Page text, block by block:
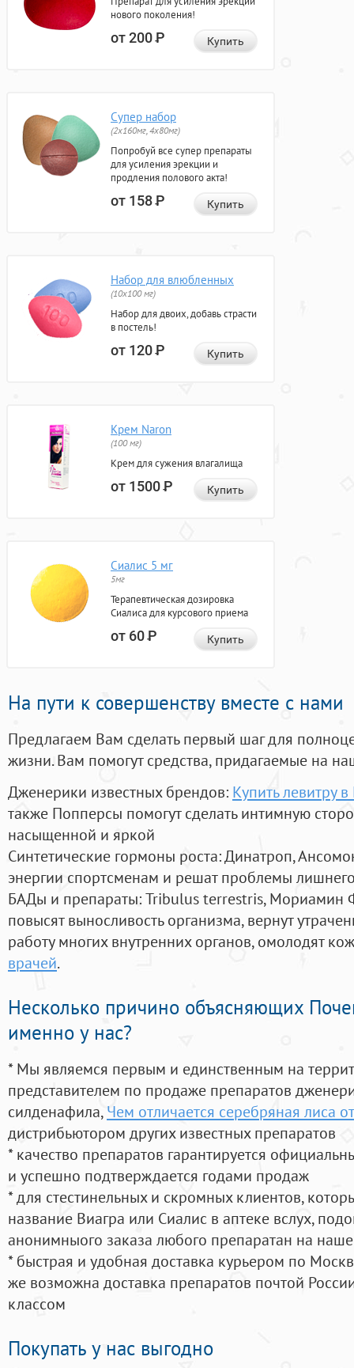
нового поколения!
от 200Р Купить
Супер набор
(2х160мг, 4х80мг)
Попробуй все супер препараты
для усиления эрекции и
продления полового акта!
от 158Р Купить
Набор для влюбленных
(10х100 мг)
Набор для двоих, добавь страсти
в постель!
от 120Р Купить
Крем Naron
(100 мг)
Крем для сужения влагалища
от 1500Р Купить
Сиалис 5 мг
5мг
Терапевтическая дозировка
Сиалиса для курсового приема
от 60Р Купить
На пути к совершенству вместе с нами
Предлагаем Вам сделать первый шаг для
жизни. Вам помогут средства, придагаемые на
Дженерики известных брендов: Купить левитру
также Попперсы помогут сделать интимную
насыщенной и яркой
Синтетические гормоны роста: Динатроп,
энергии спортсменам и решат проблемы
БАДы и препараты:Tribulus terrestris, Мориамин
повысят выносливость организма, вернут
работу многих внутренних органов, омолодят
врачей.
Несколько причино объясняющих
именно у нас?
* Мы являемся первым и единственным на
представителем по продаже препаратов
силденафила, Чем отличается серебряная лиса
дистрибьютором других известных препаратов
* качество препаратов гарантируется
и успешно подтверждается годами продаж
* для стестинельных и скромных клиентов,
название Виагра или Сиалис в аптеке вслух,
анонимныого заказа любого препаратан на
* быстрая и удобная доставка курьером по
же возможна доставка препаратов почтой
классом
Покупать у нас выгодно